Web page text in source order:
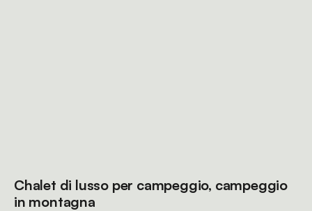
Chalet di lusso per campeggio, campeggio
in montagna